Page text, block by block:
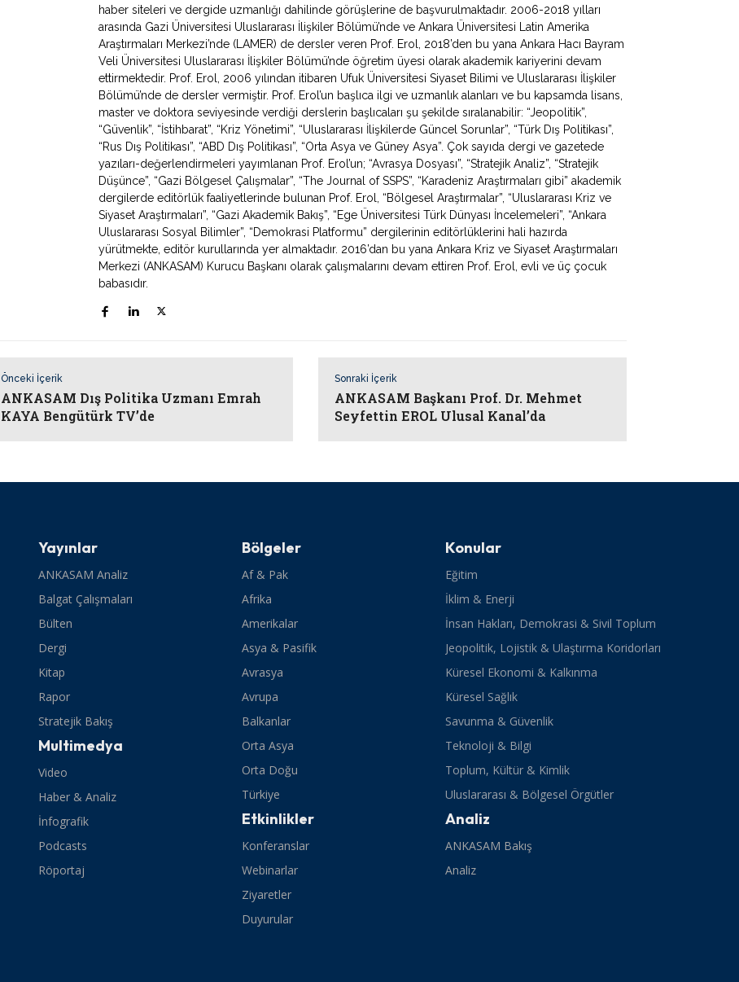
haber siteleri ve dergide uzmanlığı dahilinde görüşlerine de başvurulmaktadır. 2006-2018 yılları
arasında Gazi Üniversitesi Uluslararası İlişkiler Bölümü’nde ve Ankara Üniversitesi Latin Amerika
Araştırmaları Merkezi’nde (LAMER) de dersler veren Prof. Erol, 2018’den bu yana Ankara Hacı Bayram
Veli Üniversitesi Uluslararası İlişkiler Bölümü’nde öğretim üyesi olarak akademik kariyerini devam
ettirmektedir. Prof. Erol, 2006 yılından itibaren Ufuk Üniversitesi Siyaset Bilimi ve Uluslararası İlişkiler
Bölümü’nde de dersler vermiştir. Prof. Erol’un başlıca ilgi ve uzmanlık alanları ve bu kapsamda lisans,
master ve doktora seviyesinde verdiği derslerin başlıcaları şu şekilde sıralanabilir: “Jeopolitik”,
“Güvenlik”, “İstihbarat”, “Kriz Yönetimi”, “Uluslararası İlişkilerde Güncel Sorunlar”, “Türk Dış Politikası”,
“Rus Dış Politikası”, “ABD Dış Politikası”, “Orta Asya ve Güney Asya”. Çok sayıda dergi ve gazetede
yazıları-değerlendirmeleri yayımlanan Prof. Erol’un; “Avrasya Dosyası”, “Stratejik Analiz”, “Stratejik
Düşünce”, “Gazi Bölgesel Çalışmalar”, “The Journal of SSPS”, “Karadeniz Araştırmaları gibi” akademik
dergilerde editörlük faaliyetlerinde bulunan Prof. Erol, “Bölgesel Araştırmalar”, “Uluslararası Kriz ve
Siyaset Araştırmaları”, “Gazi Akademik Bakış”, “Ege Üniversitesi Türk Dünyası İncelemeleri”, “Ankara
Uluslararası Sosyal Bilimler”, “Demokrasi Platformu” dergilerinin editörlüklerini hali hazırda
yürütmekte, editör kurullarında yer almaktadır. 2016’dan bu yana Ankara Kriz ve Siyaset Araştırmaları
Merkezi (ANKASAM) Kurucu Başkanı olarak çalışmalarını devam ettiren Prof. Erol, evli ve üç çocuk
babasıdır.
Önceki İçerik
ANKASAM Dış Politika Uzmanı Emrah
KAYA Bengütürk TV’de
Sonraki İçerik
ANKASAM Başkanı Prof. Dr. Mehmet
Seyfettin EROL Ulusal Kanal’da
Yayınlar
ANKASAM Analiz
Balgat Çalışmaları
Bülten
Dergi
Kitap
Rapor
Stratejik Bakış
Multimedya
Video
Haber & Analiz
İnfografik
Podcasts
Röportaj
Bölgeler
Af & Pak
Afrika
Amerikalar
Asya & Pasifik
Avrasya
Avrupa
Balkanlar
Orta Asya
Orta Doğu
Türkiye
Etkinlikler
Konferanslar
Webinarlar
Ziyaretler
Duyurular
Konular
Eğitim
İklim & Enerji
İnsan Hakları, Demokrasi & Sivil Toplum
Jeopolitik, Lojistik & Ulaştırma Koridorları
Küresel Ekonomi & Kalkınma
Küresel Sağlık
Savunma & Güvenlik
Teknoloji & Bilgi
Toplum, Kültür & Kimlik
Uluslararası & Bölgesel Örgütler
Analiz
ANKASAM Bakış
Analiz